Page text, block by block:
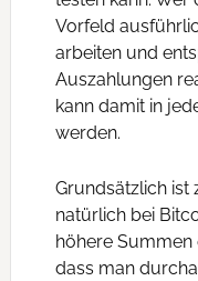
Vorfeld
arbeiten und
Auszahlungen
kann damit in
werden.
Grundsätzlich ist
natürlich bei
höhere Summen
dass man